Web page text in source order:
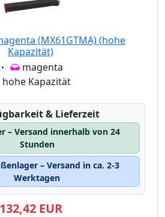
(MX61GTMA) (hohe
Kapazität)
Eigenschaft:
magenta
hohe Kapazität
& Lieferzeit
– Versand innerhalb von 24
Stunden
– Versand in ca. 2-3
Werktagen
132,42 EUR